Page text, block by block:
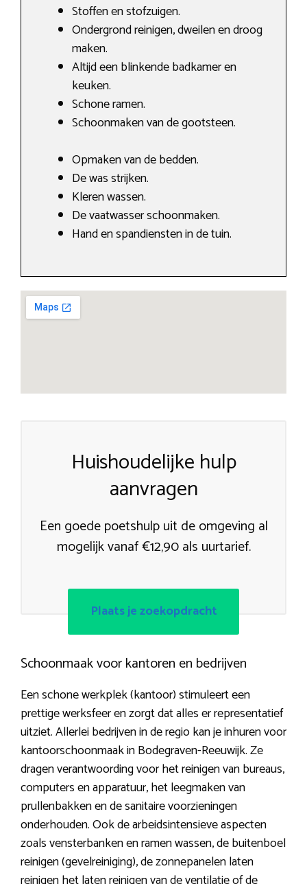
Stoffen en stofzuigen.
Ondergrond reinigen, dweilen en droog
maken.
Altijd een blinkende badkamer en
keuken.
Schone ramen.
Schoonmaken van de gootsteen.
Opmaken van de bedden.
De was strijken.
Kleren wassen.
De vaatwasser schoonmaken.
Hand en spandiensten in de tuin.
Huishoudelijke hulp
aanvragen
Een goede poetshulp uit de omgeving al
mogelijk vanaf €12,90 als uurtarief.
Plaats je zoekopdracht
Schoonmaak voor kantoren en bedrijven
Een schone werkplek (kantoor) stimuleert een
prettige werksfeer en zorgt dat alles er representatief
uitziet. Allerlei bedrijven in de regio kan je inhuren voor
kantoorschoonmaak in Bodegraven-Reeuwijk. Ze
dragen verantwoording voor het reinigen van bureaus,
computers en apparatuur, het leegmaken van
prullenbakken en de sanitaire voorzieningen
onderhouden. Ook de arbeidsintensieve aspecten
zoals vensterbanken en ramen wassen, de buitenboel
reinigen (gevelreiniging), de zonnepanelen laten